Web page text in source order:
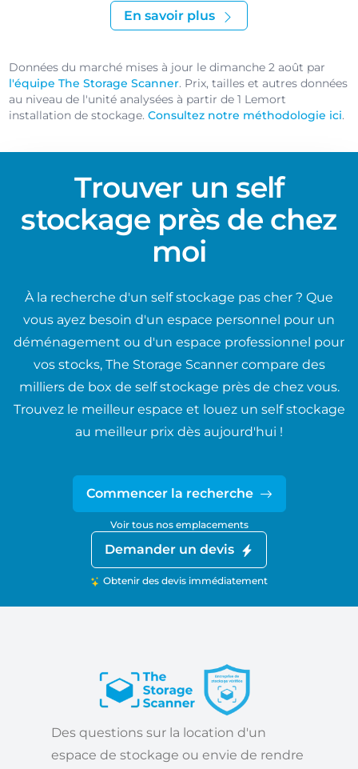
En savoir plus
Données du marché mises à jour le dimanche 2 août par
l'équipe The Storage Scanner. Prix, tailles et autres données
au niveau de l'unité analysées à partir de 1 Lemort
installation de stockage.Consultez notre méthodologie ici.
Trouver un self
stockage près de chez
moi
À la recherche d'un self stockage pas cher ? Que
vous ayez besoin d'un espace personnel pour un
déménagement ou d'un espace professionnel pour
vos stocks, The Storage Scanner compare des
milliers de box de self stockage près de chez vous.
Trouvez le meilleur espace et louez un self stockage
au meilleur prix dès aujourd'hui !
Commencer la recherche
Voir tous nos emplacements
Demander un devis
Obtenir des devis immédiatement
Des questions sur la location d'un
espace de stockage ou envie de rendre